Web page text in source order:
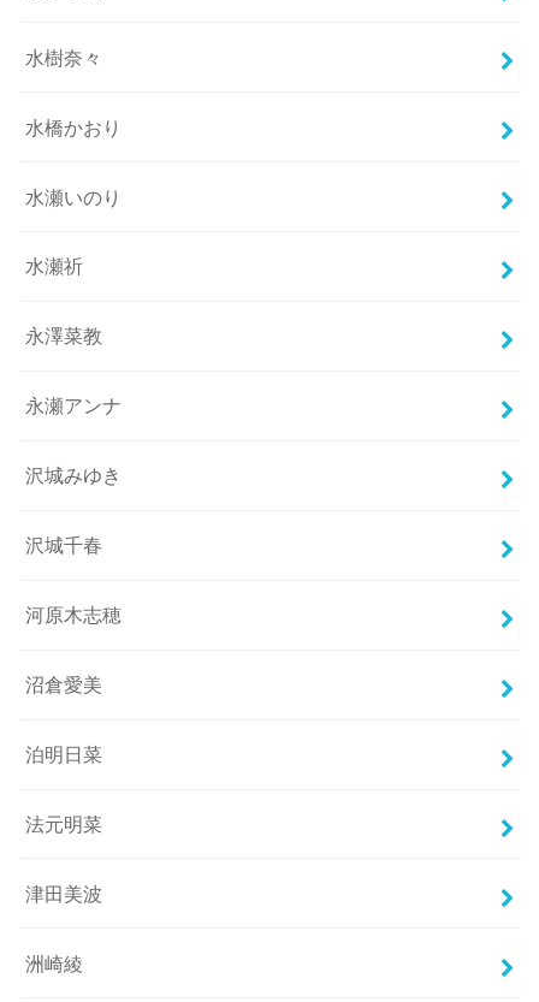
水樹奈々
水橋かおり
水瀬いのり
水瀬祈
永澤菜教
永瀬アンナ
沢城みゆき
沢城千春
河原木志穂
沼倉愛美
泊明日菜
法元明菜
津田美波
洲崎綾